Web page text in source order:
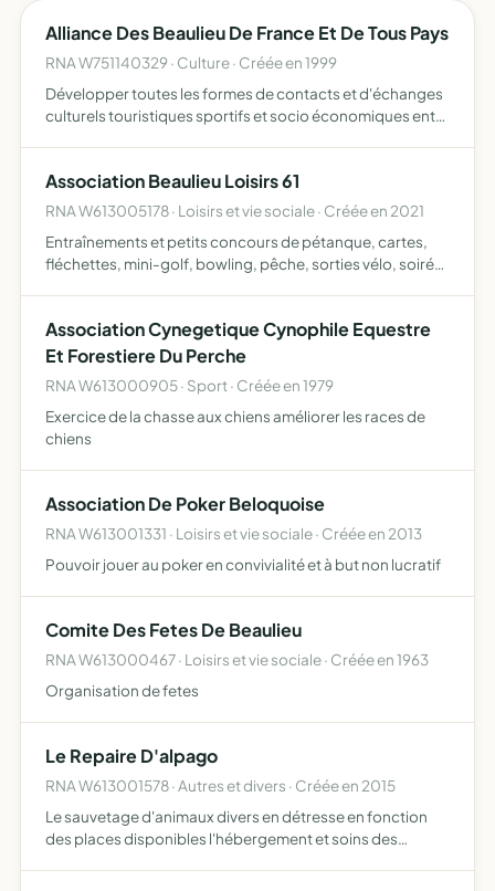
Alliance Des Beaulieu De France Et De Tous Pays
RNA W751140329 · Culture · Créée en 1999
Développer toutes les formes de contacts et d'échanges
culturels touristiques sportifs et socio économiques entre
Association Beaulieu Loisirs 61
RNA W613005178 · Loisirs et vie sociale · Créée en 2021
Entraînements et petits concours de pétanque, cartes,
fléchettes, mini-golf, bowling, pêche, sorties vélo, soirée
Association Cynegetique Cynophile Equestre
Et Forestiere Du Perche
RNA W613000905 · Sport · Créée en 1979
Exercice de la chasse aux chiens améliorer les races de
chiens
Association De Poker Beloquoise
RNA W613001331 · Loisirs et vie sociale · Créée en 2013
Pouvoir jouer au poker en convivialité et à but non lucratif
Comite Des Fetes De Beaulieu
RNA W613000467 · Loisirs et vie sociale · Créée en 1963
Organisation de fetes
Le Repaire D'alpago
RNA W613001578 · Autres et divers · Créée en 2015
Le sauvetage d'animaux divers en détresse en fonction
des places disponibles l'hébergement et soins des